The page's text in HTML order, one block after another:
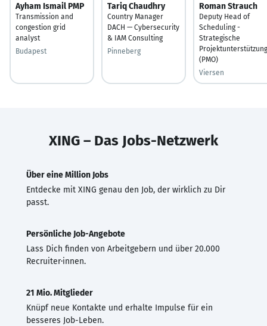
Ayham Ismail PMP
Transmission and
congestion grid
analyst
Budapest
Tariq Chaudhry
Country Manager
DACH — Cybersecurity
& IAM Consulting
Pinneberg
Roman Strauch
Deputy Head of
Scheduling -
Strategische
Projektunterstützung
(PMO)
Viersen
XING – Das Jobs-Netzwerk
Über eine Million Jobs
Entdecke mit XING genau den Job, der wirklich zu Dir
passt.
Persönliche Job-Angebote
Lass Dich finden von Arbeitgebern und über 20.000
Recruiter·innen.
21 Mio. Mitglieder
Knüpf neue Kontakte und erhalte Impulse für ein
besseres Job-Leben.